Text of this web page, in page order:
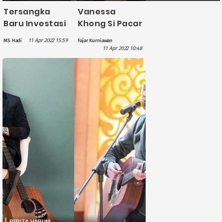
Tersangka
Baru Investasi
Bodong,
Bareskrim
Cekal Vanessa
Khong,
Ayahnya, dan
Adik Indra Kenz
MS Hadi 11 Apr 2022 15:59
Vanessa
Khong Si Pacar
Indra Kenz
Resmi Jadi
Tersangka
Kasus Binomo
Fajar Kurniawan
11 Apr 2022 10:48